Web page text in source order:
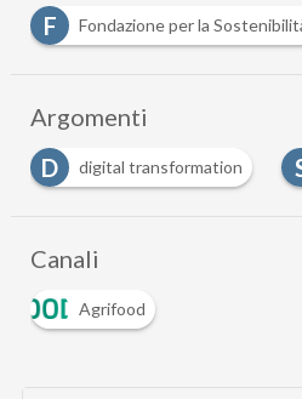
F
Fondazione per la
Argomenti
D
digital transformation
Canali
Agrifood